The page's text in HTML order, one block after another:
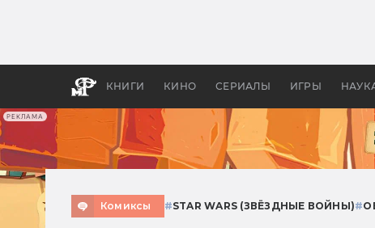
РЕКЛАМА
КНИГИ КИНО СЕРИАЛЫ ИГРЫ
бы
Комиксы #STAR WARS (ЗВЁЗДНЫЕ ВОЙНЫ)#